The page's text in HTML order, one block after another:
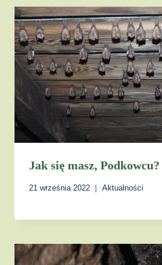
Jak się masz, Podkowcu?
21 września 2022 Aktualności